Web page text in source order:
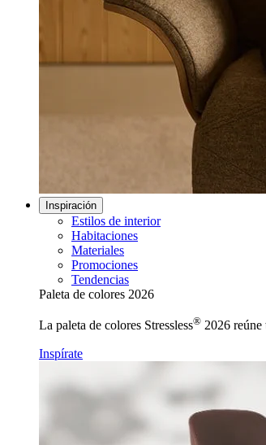
Inspiración
Estilos de interior
Habitaciones
Materiales
Promociones
Tendencias
Paleta de colores 2026
La paleta de colores Stressless® 2026 reúne
Inspírate